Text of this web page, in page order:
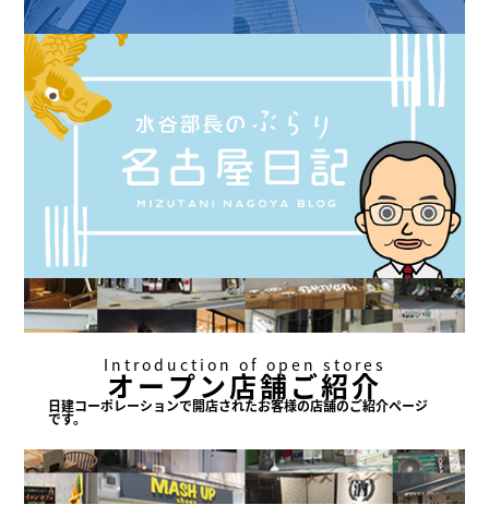
Introduction of open stores
オープン店舗ご紹介
日建コーポレーションで開店されたお客様の店舗のご紹介ページ
です。